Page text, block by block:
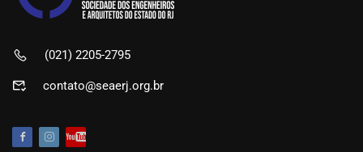
(021) 2205-2795
contato@seaerj.org.br